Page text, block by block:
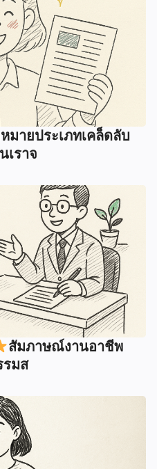
มายประเภทเคล็ดลับ
เราจ
สัมภาษณ์งานอาชีพ
รมส